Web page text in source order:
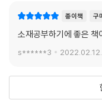
종이책 구
소재공부하기에 좋은 책
s******3 2022.02.12.